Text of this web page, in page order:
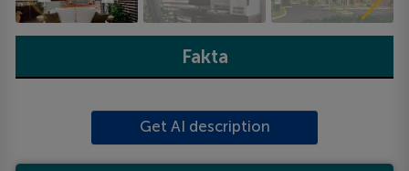
Fakta
Get AI description